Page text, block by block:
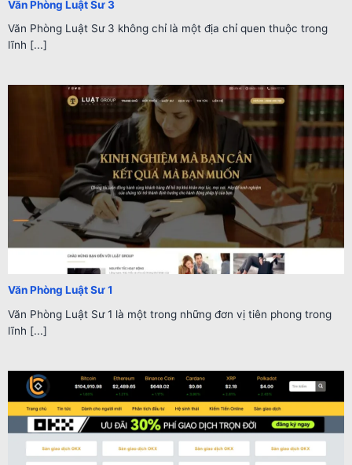
Văn Phòng Luật Sư 3
Văn Phòng Luật Sư 3 không chỉ là một địa chỉ quen thuộc trong
lĩnh [...]
Văn Phòng Luật Sư 1
Văn Phòng Luật Sư 1 là một trong những đơn vị tiên phong trong
lĩnh [...]